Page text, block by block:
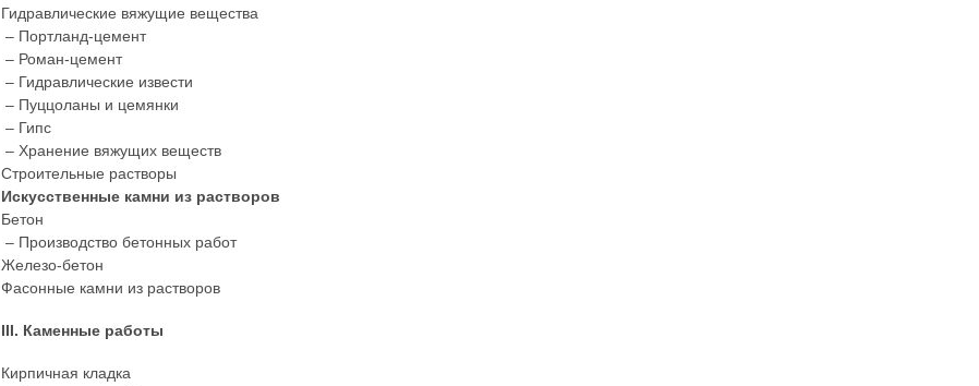
Гидравлические вяжущие вещества
– Портланд-цемент
– Роман-цемент
– Гидравлические извести
– Пуццоланы и цемянки
– Гипс
– Хранение вяжущих веществ
Строительные растворы
Искусственные камни из растворов
Бетон
– Производство бетонных работ
Железо-бетон
Фасонные камни из растворов
III. Каменные работы
Кирпичная кладка